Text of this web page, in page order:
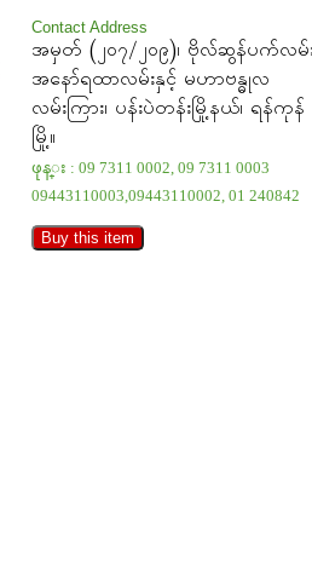
Contact Address
အမှတ် (၂၀၇/၂၀၉)၊ ဗိုလ်ဆွန်ပက်လမ်း
အနော်ရထာလမ်းနှင့် မဟာဗန္ဓုလ
လမ်းကြား၊ ပန်းပဲတန်းမြို့နယ်၊ ရန်ကုန်
မြို့။
ဖုန္း : 09 7311 0002, 09 7311 0003
09443110003,09443110002, 01 240842